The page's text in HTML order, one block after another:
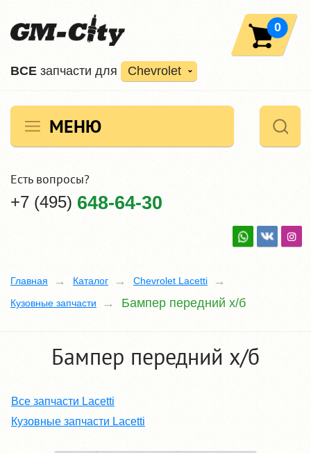
ВCE запчасти для Chevrolet
0
МЕНЮ
Есть вопросы?
+7 (495) 648-64-30
Главная Каталог
Chevrolet Lacetti
Кузовные запчасти
Бампер передний х/б
Бампер передний х/б
Все запчасти Lacetti
Кузовные запчасти Lacetti